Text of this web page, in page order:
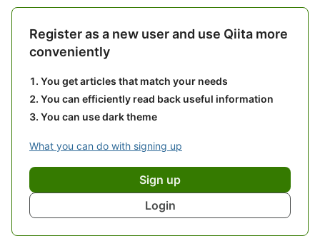
Register as a new user and use Qiita more
conveniently
You get articles that match your needs
You can efficiently read back useful information
You can use dark theme
What you can do with signing up
Sign up
Login